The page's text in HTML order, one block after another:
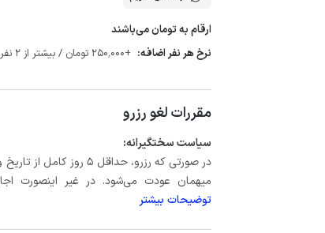
ارقام به تومان می‌باشند
نرخ هر نفر اضافه: +250٬000 تومان / بیشتر از 2 نفر
مقررات لغو رزرو
سیاست سختگیرانه:
میهمان عودت می‌شود. در غیر اینصورت اجاره شب اول بعلاوه
توضیحات بیشتر